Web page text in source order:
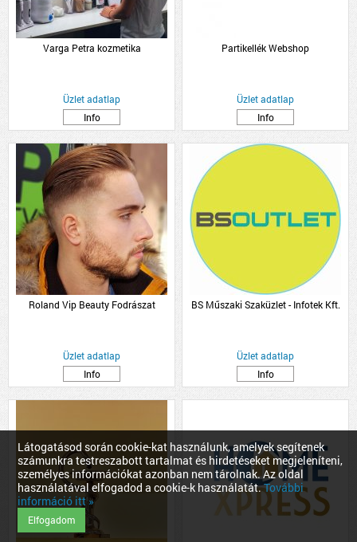
Látogatásod során cookie-kat használunk, amelyek segítenek
számunkra testreszabott tartalmat és hirdetéseket megjeleníteni,
személyes információkat azonban nem tárolnak. Az oldal
használatával elfogadod a cookie-k használatát.További
információ itt »
Elfogadom
Varga Petra kozmetika
Üzlet adatlap
Info
Partikellék Webshop
Üzlet adatlap
Info
Roland Vip Beauty Fodrászat
Üzlet adatlap
Info
BS Műszaki Szaküzlet - Infotek Kft.
Üzlet adatlap
Info